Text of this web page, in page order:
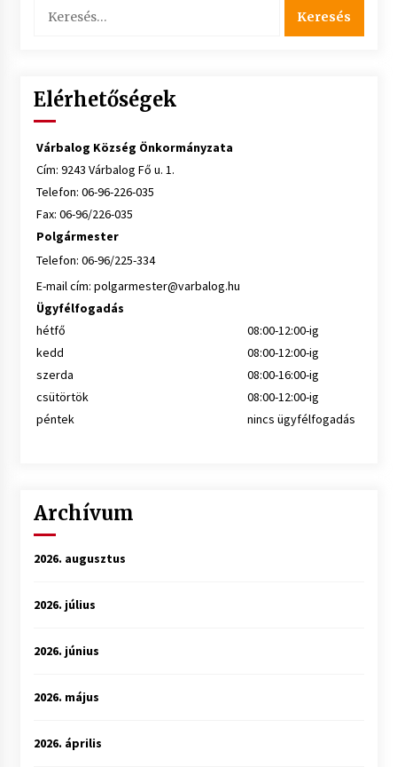
Elérhetőségek
Várbalog Község Önkormányzata
Cím: 9243 Várbalog Fő u. 1.
Telefon: 06-96-226-035
Fax: 06-96/226-035
Polgármester
Telefon: 06-96/225-334
E-mail cím: polgarmester@varbalog.hu
Ügyfélfogadás
hétfő
08:00-12:00-ig
kedd
08:00-12:00-ig
szerda
08:00-16:00-ig
csütörtök
08:00-12:00-ig
péntek
nincs ügyfélfogadás
Archívum
2026. augusztus
2026. július
2026. június
2026. május
2026. április